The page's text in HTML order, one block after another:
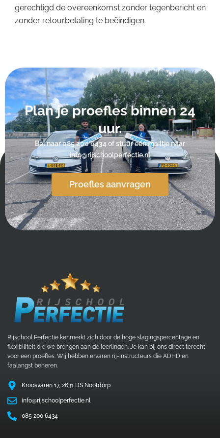
gerechtigd de overeenkomst zonder tegenbericht en
zonder retourbetaling te beëindigen.
Plan je proefles binnen 24
uur.
Bel naar085 200 6434of stuur een mailtje naar
info@rijschoolperfectie.nl
Proefles aanvragen
Rijschool Perfectie kenmerkt zich door de hoge slagingspercentage en
flexibiliteit die we brengen aan de leerlingen. Je kan bij ons direct terecht
voor een proefles. Wij hebben ervaren rij-instructeurs die ADHD en
faalangst beheren.
Kroosvaren 17, 2631 DS Nootdorp
info@rijschoolperfectie.nl
085 200 6434